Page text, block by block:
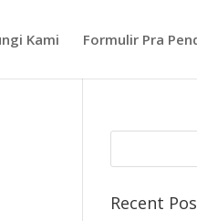
Kami Formulir Pra
Recent